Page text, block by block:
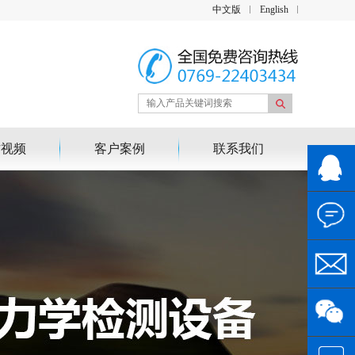
中文版 English
频 客户案例 联系我们